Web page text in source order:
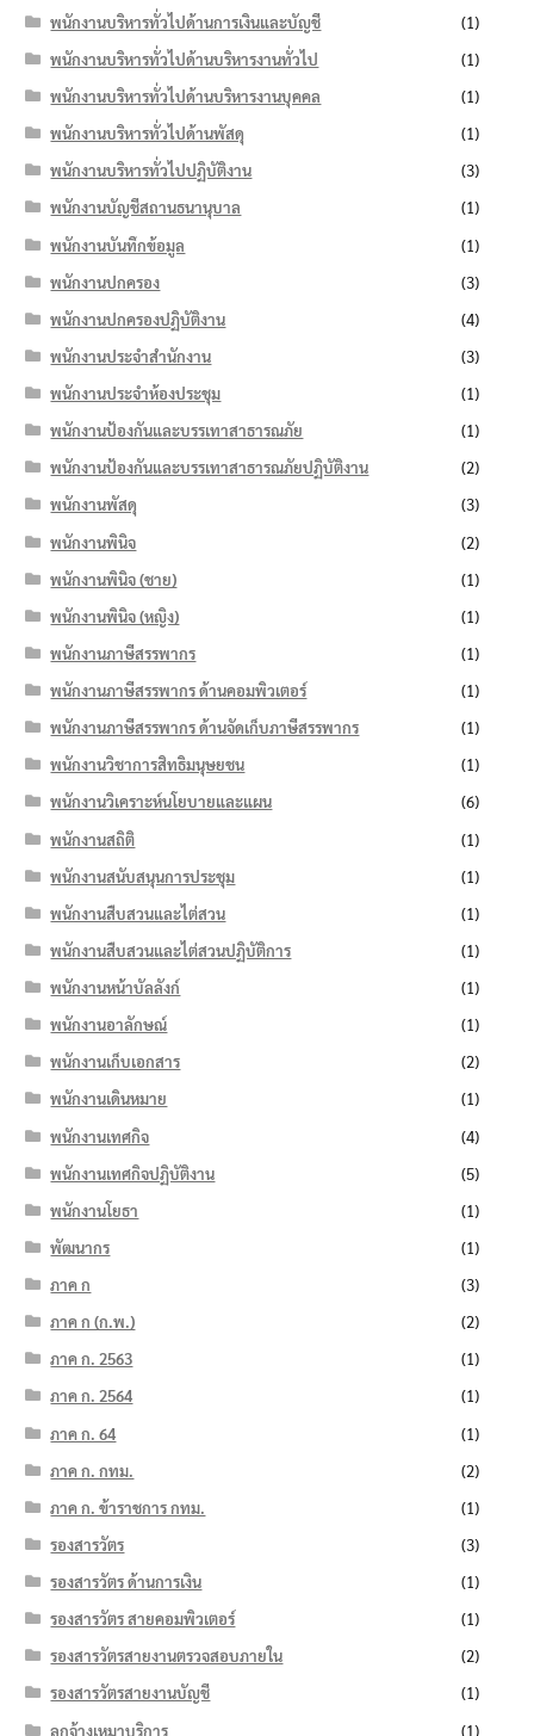
พนักงานบริหารทั่วไปด้านการเงินและบัญชี
(1)
พนักงานบริหารทั่วไปด้านบริหารงานทั่วไป
(1)
พนักงานบริหารทั่วไปด้านบริหารงานบุคคล
(1)
พนักงานบริหารทั่วไปด้านพัสดุ
(1)
พนักงานบริหารทั่วไปปฏิบัติงาน
(3)
พนักงานบัญชีสถานธนานุบาล
(1)
พนักงานบันทึกข้อมูล
(1)
พนักงานปกครอง
(3)
พนักงานปกครองปฏิบัติงาน
(4)
พนักงานประจำสำนักงาน
(3)
พนักงานประจำห้องประชุม
(1)
พนักงานป้องกันและบรรเทาสาธารณภัย
(1)
พนักงานป้องกันและบรรเทาสาธารณภัยปฏิบัติงาน
(2)
พนักงานพัสดุ
(3)
พนักงานพินิจ
(2)
พนักงานพินิจ (ชาย)
(1)
พนักงานพินิจ (หญิง)
(1)
พนักงานภาษีสรรพากร
(1)
พนักงานภาษีสรรพากร ด้านคอมพิวเตอร์
(1)
พนักงานภาษีสรรพากร ด้านจัดเก็บภาษีสรรพากร
(1)
พนักงานวิชาการสิทธิมนุษยชน
(1)
พนักงานวิเคราะห์นโยบายและแผน
(6)
พนักงานสถิติ
(1)
พนักงานสนับสนุนการประชุม
(1)
พนักงานสืบสวนและไต่สวน
(1)
พนักงานสืบสวนและไต่สวนปฏิบัติการ
(1)
พนักงานหน้าบัลลังก์
(1)
พนักงานอาลักษณ์
(1)
พนักงานเก็บเอกสาร
(2)
พนักงานเดินหมาย
(1)
พนักงานเทศกิจ
(4)
พนักงานเทศกิจปฏิบัติงาน
(5)
พนักงานโยธา
(1)
พัฒนากร
(1)
ภาค ก
(3)
ภาค ก (ก.พ.)
(2)
ภาค ก. 2563
(1)
ภาค ก. 2564
(1)
ภาค ก. 64
(1)
ภาค ก. กทม.
(2)
ภาค ก. ข้าราชการ กทม.
(1)
รองสารวัตร
(3)
รองสารวัตร ด้านการเงิน
(1)
รองสารวัตร สายคอมพิวเตอร์
(1)
รองสารวัตรสายงานตรวจสอบภายใน
(2)
รองสารวัตรสายงานบัญชี
(1)
ลูกจ้างเหมาบริการ
(1)